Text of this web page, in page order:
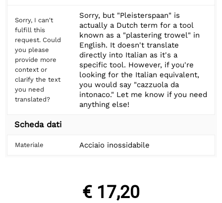
Sorry, I can't
fulfill this
request. Could
you please
provide more
context or
clarify the text
you need
translated?
Sorry, but "Pleisterspaan" is
actually a Dutch term for a tool
known as a "plastering trowel" in
English. It doesn't translate
directly into Italian as it's a
specific tool. However, if you're
looking for the Italian equivalent,
you would say "cazzuola da
intonaco." Let me know if you need
anything else!
Scheda dati
Materiale Acciaio inossidabile
€ 17,20